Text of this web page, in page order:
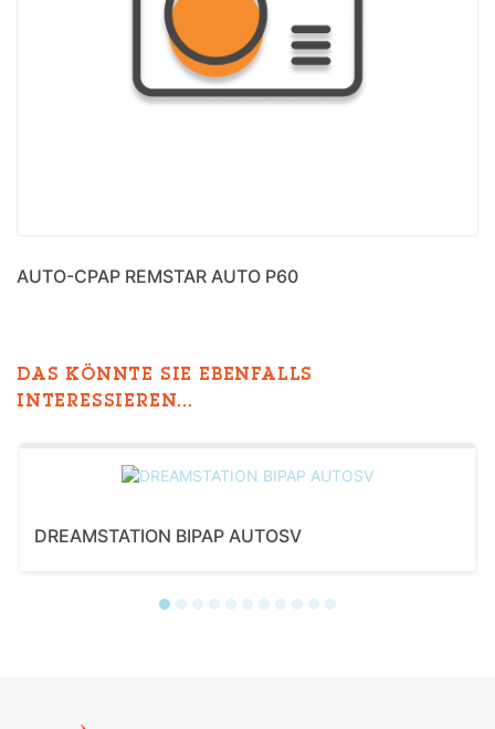
AUTO-CPAP REMSTAR AUTO P60
DAS KÖNNTE SIE EBENFALLS
INTERESSIEREN...
DREAMSTATION BIPAP AUTOSV